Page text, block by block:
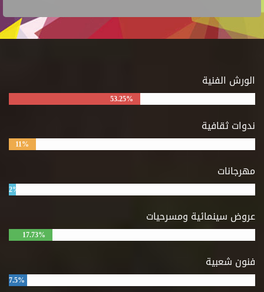
الورش الفنية
53.25%
ندوات ثقافية
11%
مهرجانات
2%
عروض سينمائية ومسرحيات
17.73%
فنون شعبية
7.5%